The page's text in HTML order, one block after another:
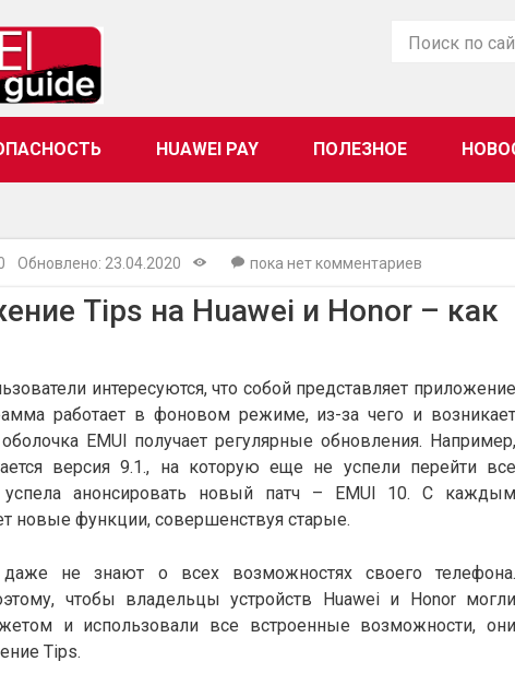
HUAWEI PAY ПОЛЕЗНОЕ
Обновлено: 23.04.2020 пока нет комментариев
Tips на Huawei и Honor – как
интересуются, что собой представляет приложение
работает в фоновом режиме, из-за чего и возникает
EMUI получает регулярные обновления. Например,
версия 9.1., на которую еще не успели перейти все
анонсировать новый патч – EMUI 10. С каждым
новые функции, совершенствуя старые.
даже не знают о всех возможностях своего телефона.
чтобы владельцы устройств Huawei и Honor могли
и использовали все встроенные возможности, они
Tips.